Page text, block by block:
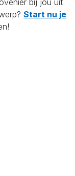
Start nu je